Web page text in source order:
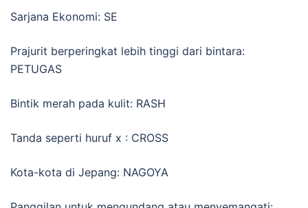
Sarjana Ekonomi: SE
Prajurit berperingkat lebih tinggi dari bintara:
PETUGAS
Bintik merah pada kulit: RASH
Tanda seperti huruf x : CROSS
Kota-kota di Jepang: NAGOYA